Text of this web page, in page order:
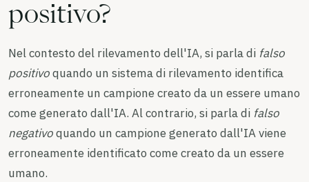
positivo?
Nel contesto del rilevamento dell'IA, si parla di falso
positivoquando un sistema di rilevamento identifica
erroneamente un campione creato da un essere umano
come generato dall'IA. Al contrario, si parla di falso
negativoquando un campione generato dall'IA viene
erroneamente identificato come creato da un essere
umano.